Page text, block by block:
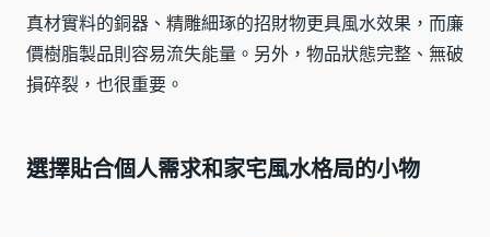
真材實料的銅器、精雕細琢的招財物更具風水效果，而廉
價樹脂製品則容易流失能量。另外，物品狀態完整、無破
損碎裂，也很重要。
選擇貼合個人需求和家宅風水格局的小物